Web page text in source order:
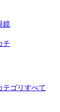
鏡
チ
テゴリすべて